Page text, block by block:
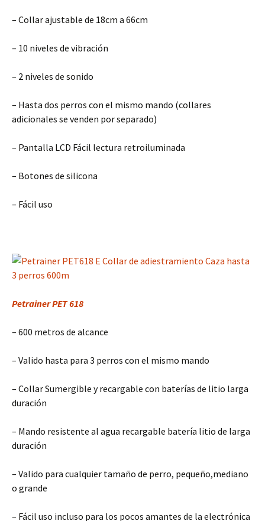
– Collar ajustable de 18cm a 66cm
– 10 niveles de vibración
– 2 niveles de sonido
– Hasta dos perros con el mismo mando (collares
adicionales se venden por separado)
– Pantalla LCD Fácil lectura retroiluminada
– Botones de silicona
– Fácil uso
Petrainer PET 618
– 600 metros de alcance
– Valido hasta para 3 perros con el mismo mando
– Collar Sumergible y recargable con baterías de litio larga
duración
– Mando resistente al agua recargable batería litio de larga
duración
– Valido para cualquier tamaño de perro, pequeño,mediano
o grande
– Fácil uso incluso para los pocos amantes de la electrónica